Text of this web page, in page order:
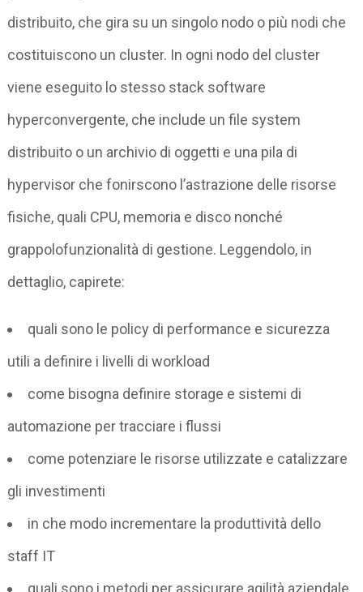
distribuito, che gira su un singolo nodo o più nodi che
costituiscono un cluster. In ogni nodo del cluster
viene eseguito lo stesso stack software
hyperconvergente, che include un file system
distribuito o un archivio di oggetti e una pila di
hypervisor che fonirscono l’astrazione delle risorse
fisiche, quali CPU, memoria e disco nonché
grappolofunzionalità di gestione. Leggendolo, in
dettaglio, capirete:
quali sono le policy di performance e sicurezza
utili a definire i livelli di workload
come bisogna definire storage e sistemi di
automazione per tracciare i flussi
come potenziare le risorse utilizzate e catalizzare
gli investimenti
in che modo incrementare la produttività dello
staff IT